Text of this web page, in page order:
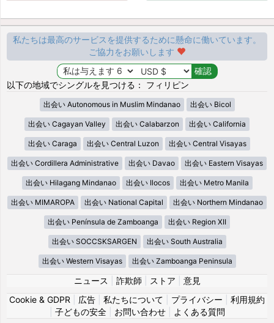
私たちは最高のサービスを提供するために懸命に働いています。
ご協力をお願いします
以下の地域でシングルを見つける： フィリピン
出会い Autonomous in Muslim Mindanao 出会い Bicol
出会い Cagayan Valley 出会い Calabarzon 出会い California
出会い Caraga 出会い Central Luzon 出会い Central Visayas
出会い Cordillera Administrative 出会い Davao 出会い Eastern Visayas
出会い Hilagang Mindanao 出会い Ilocos 出会い Metro Manila
出会い MIMAROPA 出会い National Capital 出会い Northern Mindanao
出会い Península de Zamboanga 出会い Region XII
出会い SOCCSKSARGEN 出会い South Australia
出会い Western Visayas 出会い Zamboanga Peninsula
ニュース 詐欺師 ストア
意見
Cookie & GDPR
広告 私たちについて プライバシー
利用規約
子どもの安全| お問い合わせ| よくある質問